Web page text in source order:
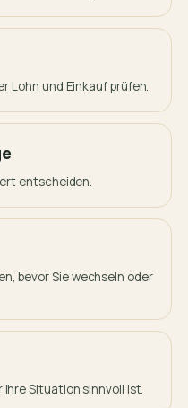
Lohn und Einkauf prüfen.
entscheiden.
bevor Sie wechseln oder
Situation sinnvoll ist.